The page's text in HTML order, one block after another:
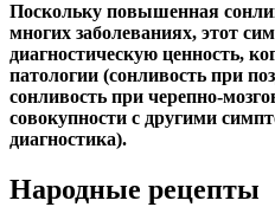
Поскольку повышенная
многих заболеваниях, этот
диагностическую ценность,
патологии (сонливость при
сонливость при черепно-
совокупности с другими
диагностика).
Народные рецепты